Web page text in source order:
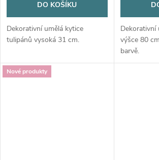
DO KOŠÍKU
Dekorativní umělá kytice
tulipánů vysoká 31 cm.
Dekorativní
výšce 80
barvě.
Nové produkty